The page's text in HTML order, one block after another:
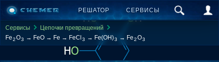
РЕШАТОР СЕРВИСЫ
Сервисы
Цепочки превращений
Fe2O3 → FeO → Fe → FeCl 3 → Fe(OH)3 → Fe2O3